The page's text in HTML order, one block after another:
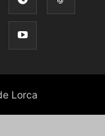
Lorca